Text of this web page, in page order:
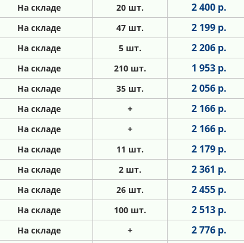
На складе 20 шт. 2 400 р.
На складе 47 шт. 2 199 р.
На складе 5 шт. 2 206 р.
На складе 210 шт. 1 953 р.
На складе 35 шт. 2 056 р.
На складе + 2 166 р.
На складе + 2 166 р.
На складе 11 шт. 2 179 р.
На складе 2 шт. 2 361 р.
На складе 26 шт. 2 455 р.
На складе 100 шт. 2 513 р.
На складе + 2 776 р.